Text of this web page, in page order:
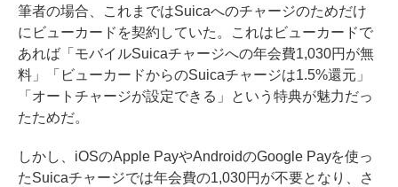
筆者の場合、これまではSuicaへのチャージのためだけ
にビューカードを契約していた。これはビューカードで
あれば「モバイルSuicaチャージへの年会費1,030円が無
料」「ビューカードからのSuicaチャージは1.5%還元」
「オートチャージが設定できる」という特典が魅力だっ
たためだ。
しかし、iOSのApple PayやAndroidのGoogle Payを使っ
たSuicaチャージでは年会費の1,030円が不要となり、さ